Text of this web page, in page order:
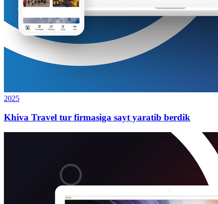
2025
Khiva Travel tur firmasiga sayt yaratib berdik